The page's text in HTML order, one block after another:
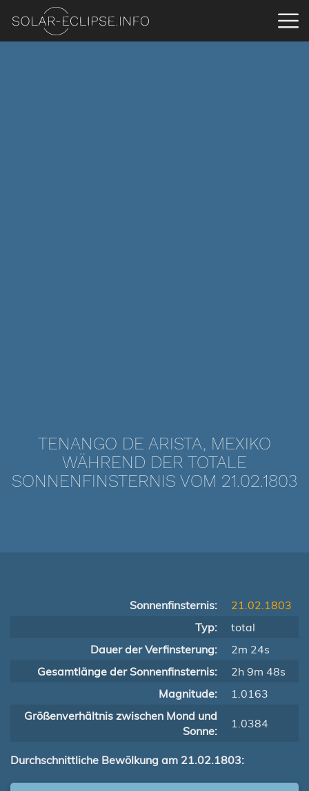
TENANGO DE ARISTA, MEXIKO
WÄHREND DER TOTALE
SONNENFINSTERNIS VOM 21.02.1803
Sonnenfinsternis:
21.02.1803
Typ:
total
Dauer der Verfinsterung:
2m 24s
Gesamtlänge der Sonnenfinsternis:
2h 9m 48s
Magnitude:
1.0163
Größenverhältnis zwischen Mond und
Sonne:
1.0384
Durchschnittliche Bewölkung am 21.02.1803: